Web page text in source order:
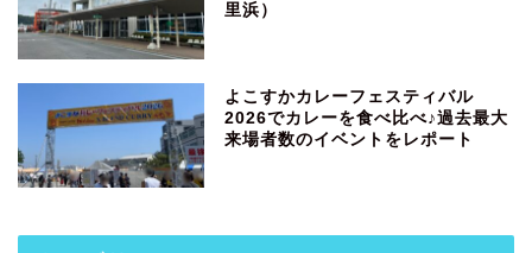
里浜）
よこすかカレーフェスティバル
2026でカレーを食べ比べ♪過去最大
来場者数のイベントをレポート